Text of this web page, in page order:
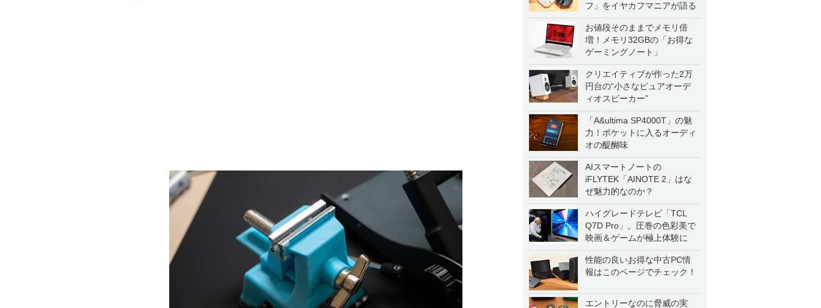
フ」をイヤカフマニアが語る
お値段そのままでメモリ倍
増！メモリ32GBの「お得な
ゲーミングノート」
クリエイティブが作った2万
円台の“小さなピュアオーデ
ィオスピーカー”
「A&ultima SP4000T」の魅
力！ポケットに入るオーディ
オの醍醐味
AIスマートノートの
iFLYTEK「AINOTE 2」はな
ぜ魅力的なのか？
ハイグレードテレビ「TCL
Q7D Pro」。圧巻の色彩美で
映画＆ゲームが極上体験に
性能の良いお得な中古PC情
報はこのページでチェック！
エントリーなのに脅威の実